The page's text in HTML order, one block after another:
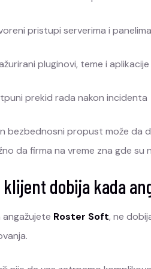
pristupi serverima i panelima
pluginovi, teme i aplikacije
prekid rada nakon incidenta
bezbednosni propust može da
da firma na vreme zna gde su
klijent dobija kada
angažujete Roster Soft, ne